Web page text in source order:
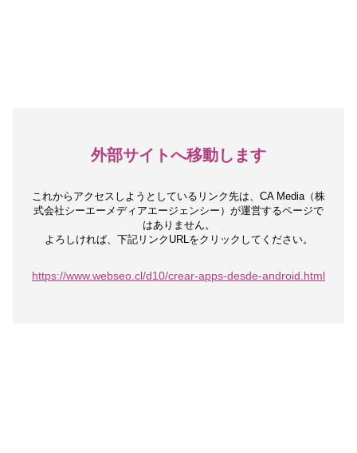
外部サイトへ移動します
これからアクセスしようとしているリンク先は、 CA Media（株
式会社シーエーメディアエージェンシー）が運営するページで
はありません。
よろしければ、下記リンクURLをクリックしてください。
https://www.webseo.cl/d10/crear-apps-desde-android.html